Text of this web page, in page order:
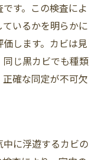
す。この検査によ
いるかを明らかに
します。カビは見
じ黒カビでも種類
確な同定が不可欠
に浮遊するカビの